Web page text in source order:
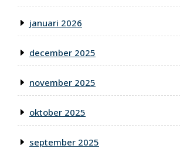
januari 2026
december 2025
november 2025
oktober 2025
september 2025